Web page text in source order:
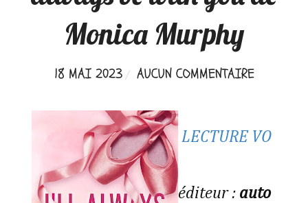
Monica Murphy
18 MAI 2023 AUCUN COMMENTAIRE
LECTURE VO
éditeur : auto